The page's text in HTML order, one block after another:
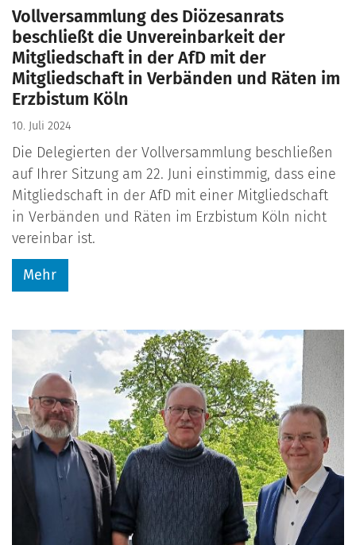
Vollversammlung des Diözesanrats
beschließt die Unvereinbarkeit der
Mitgliedschaft in der AfD mit der
Mitgliedschaft in Verbänden und Räten im
Erzbistum Köln
10. Juli 2024
Die Delegierten der Vollversammlung beschließen
auf Ihrer Sitzung am 22. Juni einstimmig, dass eine
Mitgliedschaft in der AfD mit einer Mitgliedschaft
in Verbänden und Räten im Erzbistum Köln nicht
vereinbar ist.
Mehr